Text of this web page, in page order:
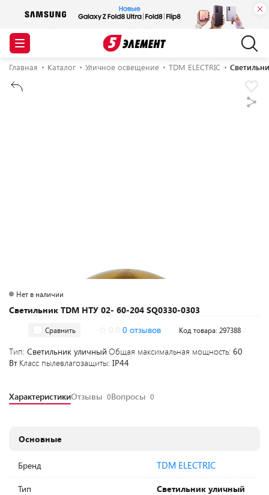
Главная Каталог Уличное освещение TDM ELECTRIC
Светильник TDM НТУ 02- 60-204 SQ0330-0303
Нет в наличии
Сравнить 0 отзывов Код товара: 297388
Тип: Светильник уличный Общая максимальная мощность: 60
Вт Класс пылевлагозащиты: IP44
ХарактеристикиОтзывы 0Вопросы 0
Основные
Бренд TDM ELECTRIC
Тип
Светильник уличный